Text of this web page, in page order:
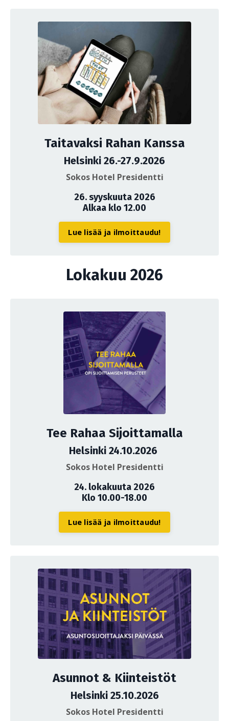
Taitavaksi Rahan Kanssa
Helsinki 26.-27.9.2026
Sokos Hotel Presidentti
26. syyskuuta 2026
Alkaa klo 12.00
Lue lisää ja ilmoittaudu!
Lokakuu 2026
Tee Rahaa Sijoittamalla
Helsinki 24.10.2026
Sokos Hotel Presidentti
24. lokakuuta 2026
Klo 10.00-18.00
Lue lisää ja ilmoittaudu!
Asunnot & Kiinteistöt
Helsinki 25.10.2026
Sokos Hotel Presidentti